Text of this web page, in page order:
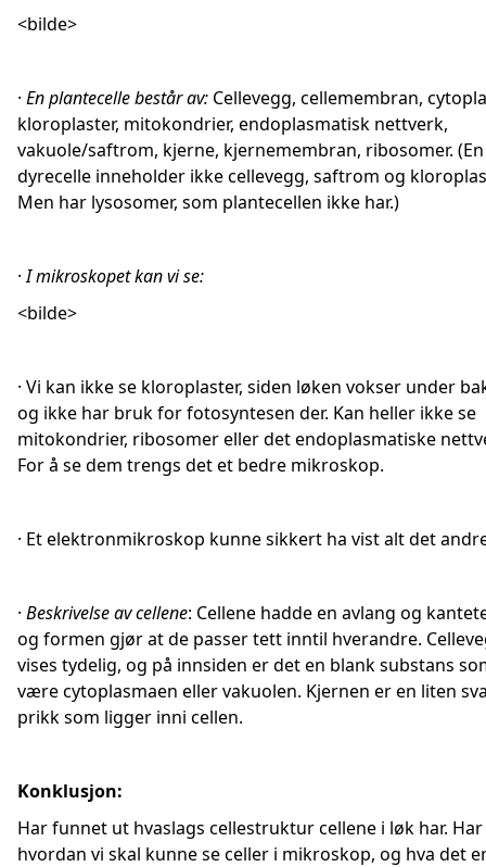
<bilde>
· En plantecelle består av: Cellevegg, cellemembran,
kloroplaster, mitokondrier, endoplasmatisk nettverk,
vakuole/saftrom, kjerne, kjernemembran, ribosomer. (En
dyrecelle inneholder ikke cellevegg, saftrom og
Men har lysosomer, som plantecellen ikke har.)
·I mikroskopet kan vi se:
<bilde>
· Vi kan ikke se kloroplaster, siden løken vokser under
og ikke har bruk for fotosyntesen der. Kan heller ikke se
mitokondrier, ribosomer eller det endoplasmatiske
For å se dem trengs det et bedre mikroskop.
· Et elektronmikroskop kunne sikkert ha vist alt det
· Beskrivelse av cellene: Cellene hadde en avlang og
og formen gjør at de passer tett inntil hverandre.
vises tydelig, og på innsiden er det en blank substans
være cytoplasmaen eller vakuolen. Kjernen er en liten
prikk som ligger inni cellen.
Konklusjon:
Har funnet ut hvaslags cellestruktur cellene i løk har.
hvordan vi skal kunne se celler i mikroskop, og hva det